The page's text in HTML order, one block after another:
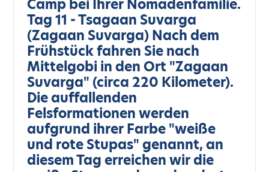
Camp bei Ihrer Nomadenfamilie.
Tag 11 - Tsagaan Suvarga
(Zagaan Suvarga) Nach dem
Frühstück fahren Sie nach
Mittelgobi in den Ort "Zagaan
Suvarga" (circa 220 Kilometer).
Die auffallenden
Felsformationen werden
aufgrund ihrer Farbe "weiße
und rote Stupas" genannt, an
diesem Tag erreichen wir die